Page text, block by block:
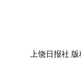
上饶日报社